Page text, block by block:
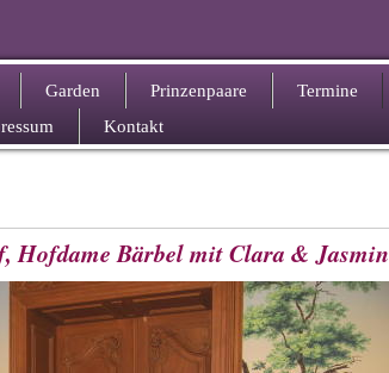
Garden Prinzenpaare
Termine
Kontakt
Hofdame Bärbel mit Clara & Jasmin